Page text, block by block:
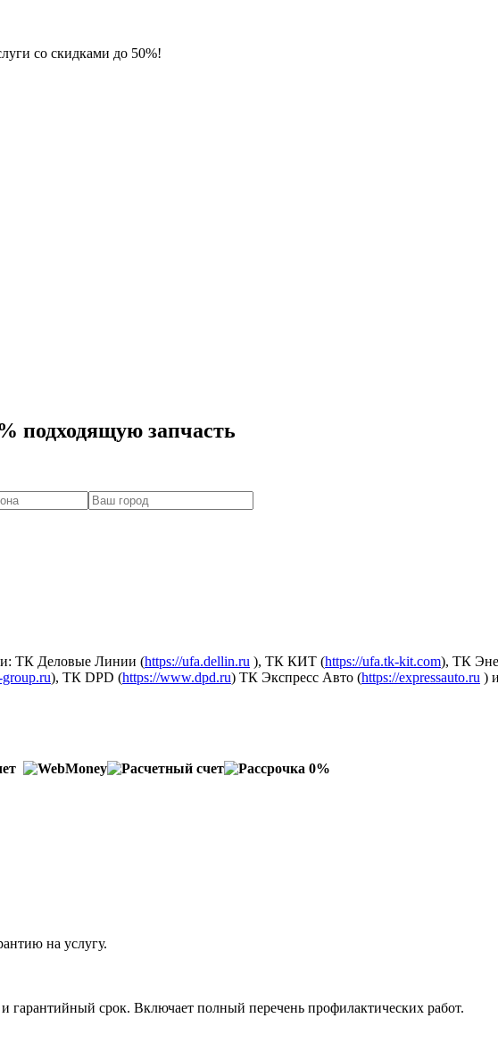
со скидками до 50%!
подходящую запчасть
ТК Деловые Линии (https://ufa.dellin.ru ), ТК КИТ (https://ufa.tk-kit.com), ТК
), ТК DPD (https://www.dpd.ru) ТК Экспресс Авто (https://expressauto.ru )
на услугу.
гарантийный срок. Включает полный перечень профилактических работ.